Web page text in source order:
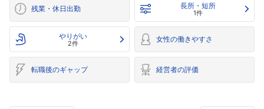
残業・休日出勤 長所・短所
1件
やりがい
2件 女性の働きやすさ
転職後のギャップ 経営者の評価